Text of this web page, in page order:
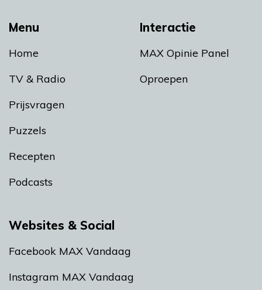
Menu
Home
TV & Radio
Prijsvragen
Puzzels
Recepten
Podcasts
Interactie
MAX Opinie Panel
Oproepen
Websites & Social
Facebook MAX Vandaag
Instagram MAX Vandaag